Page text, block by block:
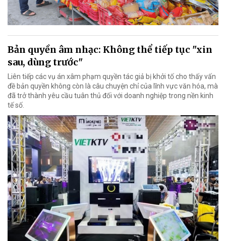
Bản quyền âm nhạc: Không thể tiếp tục "xin
sau, dùng trước"
Liên tiếp các vụ án xâm phạm quyền tác giả bị khởi tố cho thấy vấn
đề bản quyền không còn là câu chuyện chỉ của lĩnh vực văn hóa, mà
đã trở thành yêu cầu tuân thủ đối với doanh nghiệp trong nền kinh
tế số.